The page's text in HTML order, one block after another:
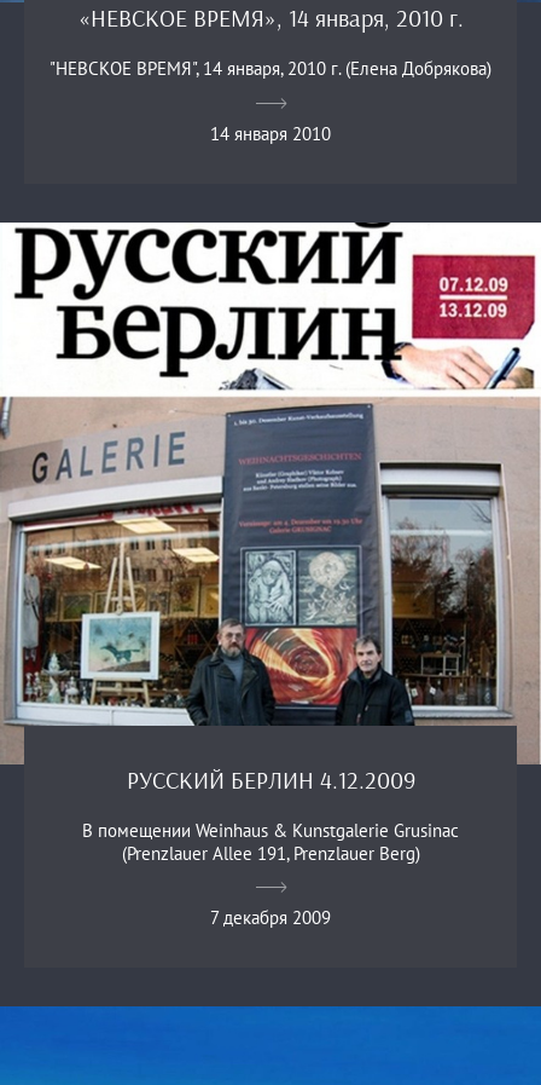
«НЕВСКОЕ ВРЕМЯ», 14 января, 2010 г.
"НЕВСКОЕ ВРЕМЯ", 14 января, 2010 г. (Елена Добрякова)
14 января 2010
РУССКИЙ БЕРЛИН 4.12.2009
В помещении Weinhaus & Kunstgalerie Grusinac
(Prenzlauer Allee 191, Prenzlauer Berg)
7 декабря 2009